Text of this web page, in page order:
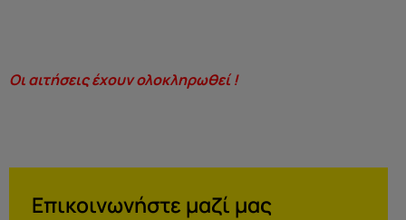
Οι αιτήσεις έχουν ολοκληρωθεί !
Επικοινωνήστε μαζί μας